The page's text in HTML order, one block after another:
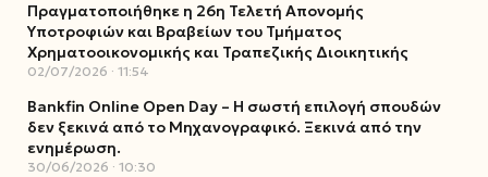
Πραγματοποιήθηκε η 26η Τελετή Απονομής
Υποτροφιών και Βραβείων του Τμήματος
Χρηματοοικονομικής και Τραπεζικής Διοικητικής
02/07/2026 11:54
Bankfin Online Open Day – Η σωστή επιλογή σπουδών
δεν ξεκινά από το Μηχανογραφικό. Ξεκινά από την
ενημέρωση.
30/06/2026 10:30